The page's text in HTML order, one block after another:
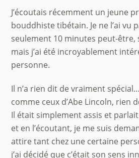
J’écoutais récemment un jeune
bouddhiste tibétain. Je ne l’ai vu
seulement 10 minutes peut-être,
mais j’ai été incroyablement
personne.
Il n’a rien dit de vraiment
comme ceux d’Abe Lincoln, rien
Il était simplement assis et
et en l’écoutant, je me suis
attire tant chez une certaine
j’ai décidé que c’était son sens